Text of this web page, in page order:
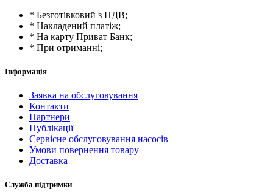
* Безготівковий з ПДВ;
* Накладений платіж;
* На карту Приват Банк;
* При отриманні;
Інформація
Заявка на обслуговування
Контакти
Партнери
Публікації
Сервісне обслуговування насосів
Умови повернення товару
Доставка
Служба підтримки